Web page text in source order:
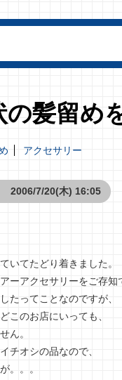
の髪留め
アクセサリー
2006/7/20(木) 16:05
いてたどり着きました。
ーアクセサリーをご存知
たってことなのですが、
このお店にいっても、
ん。
チオシの品なので、
。。。